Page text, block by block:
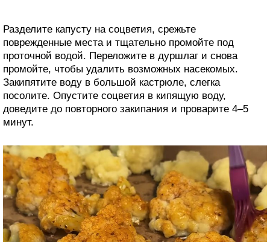
Разделите капусту на соцветия, срежьте
поврежденные места и тщательно промойте под
проточной водой. Переложите в дуршлаг и снова
промойте, чтобы удалить возможных насекомых.
Закипятите воду в большой кастрюле, слегка
посолите. Опустите соцветия в кипящую воду,
доведите до повторного закипания и проварите 4–5
минут.